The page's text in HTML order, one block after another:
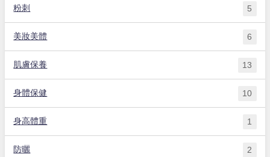
粉刺 5
美妝美體 6
肌膚保養 13
身體保健 10
身高體重 1
防曬 2